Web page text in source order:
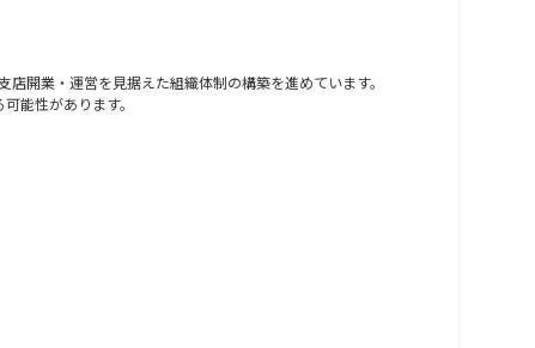
につながるケースも珍しくありません。
開業・運営を見据えた組織体制の構築を進めています。
能性があります。
おいては、業務委託のアクチュアリーや外部コンサルティング
待しています。